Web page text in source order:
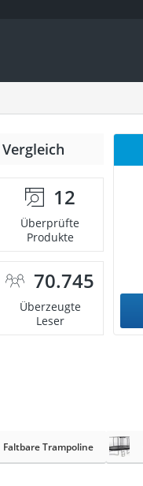
12
Überprüfte
Produkte
70.745
Überzeugte
Leser
Faltbare Trampoline